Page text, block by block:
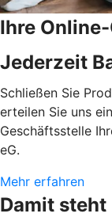
Ihre
Jederzeit
Schließen Sie
erteilen Sie uns
Geschäftsstelle
eG.
Mehr erfahren
Damit